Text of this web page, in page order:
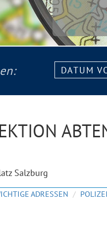
Datum
von:
Salzburg
ADRESSEN POLIZEI